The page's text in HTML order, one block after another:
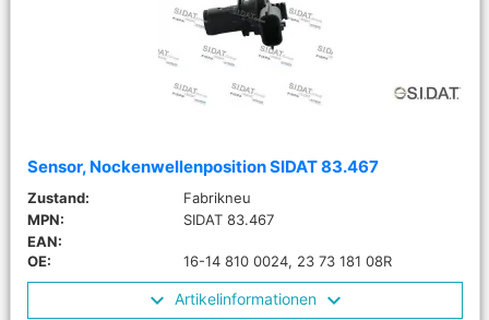
Sensor, Nockenwellenposition SIDAT 83.467
Zustand:
Fabrikneu
MPN:
SIDAT 83.467
EAN:
OE:
16-14 810 0024, 23 73 181 08R
Artikelinformationen